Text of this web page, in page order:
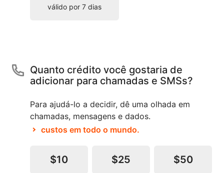
válido por 7 dias
Quanto crédito você gostaria de
adicionar para chamadas e SMSs?
Para ajudá-lo a decidir, dê uma olhada em
chamadas, mensagens e dados.
custos em todo o mundo.
$10 $25 $50